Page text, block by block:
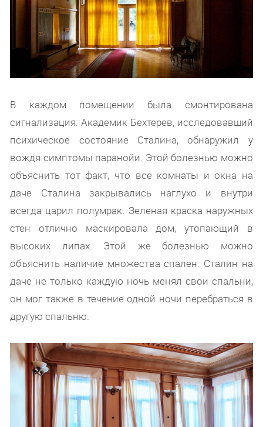
В каждом помещении была смонтирована
сигнализация. Академик Бехтерев, исследовавший
психическое состояние Сталина, обнаружил у
вождя симптомы паранойи. Этой болезнью можно
объяснить тот факт, что все комнаты и окна на
даче Сталина закрывались наглухо и внутри
всегда царил полумрак. Зеленая краска наружных
стен отлично маскировала дом, утопающий в
высоких липах. Этой же болезнью можно
объяснить наличие множества спален. Сталин на
даче не только каждую ночь менял свои спальни,
он мог также в течение одной ночи перебраться в
другую спальню.